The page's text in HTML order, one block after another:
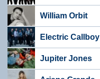
William Orbit
Electric Callboy
Jupiter Jones